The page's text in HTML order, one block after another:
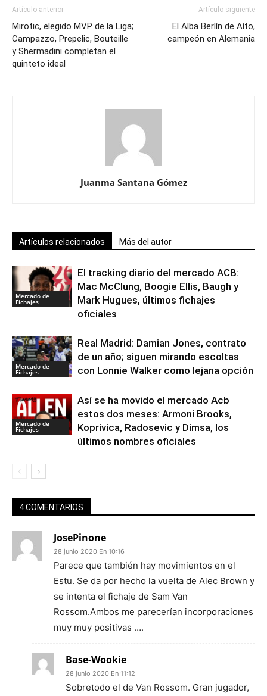
Artículo anterior
Mirotic, elegido MVP de la Liga;
Campazzo, Prepelic, Bouteille
y Shermadini completan el
quinteto ideal
Artículo siguiente
El Alba Berlín de Aíto,
campeón en Alemania
Juanma Santana Gómez
Artículos relacionados Más del autor
Mercado de
Fichajes
El tracking diario del mercado ACB:
Mac McClung, Boogie Ellis, Baugh y
Mark Hugues, últimos fichajes
oficiales
Mercado de
Fichajes
Real Madrid: Damian Jones, contrato
de un año; siguen mirando escoltas
con Lonnie Walker como lejana opción
Mercado de
Fichajes
Así se ha movido el mercado Acb
estos dos meses: Armoni Brooks,
Koprivica, Radosevic y Dimsa, los
últimos nombres oficiales
4 COMENTARIOS
JosePinone
28 junio 2020 En 10:16
Parece que también hay movimientos en el
Estu. Se da por hecho la vuelta de Alec Brown y
se intenta el fichaje de Sam Van
Rossom.Ambos me parecerían incorporaciones
muy muy positivas ….
Base-Wookie
28 junio 2020 En 11:12
Sobretodo el de Van Rossom. Gran jugador,